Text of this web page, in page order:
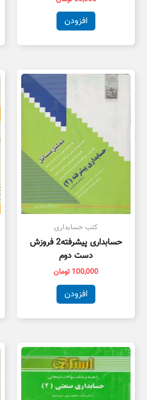
افزودن
کتب حسابداری
حسابداری پیشرفته2 فروزش
دست دوم
100,000 تومان
افزودن